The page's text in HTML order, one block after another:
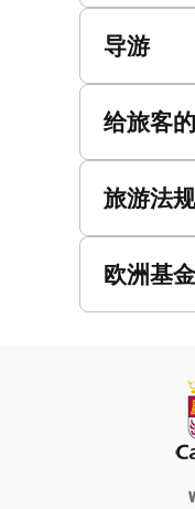
导游
给旅客
旅游法规
欧洲基金